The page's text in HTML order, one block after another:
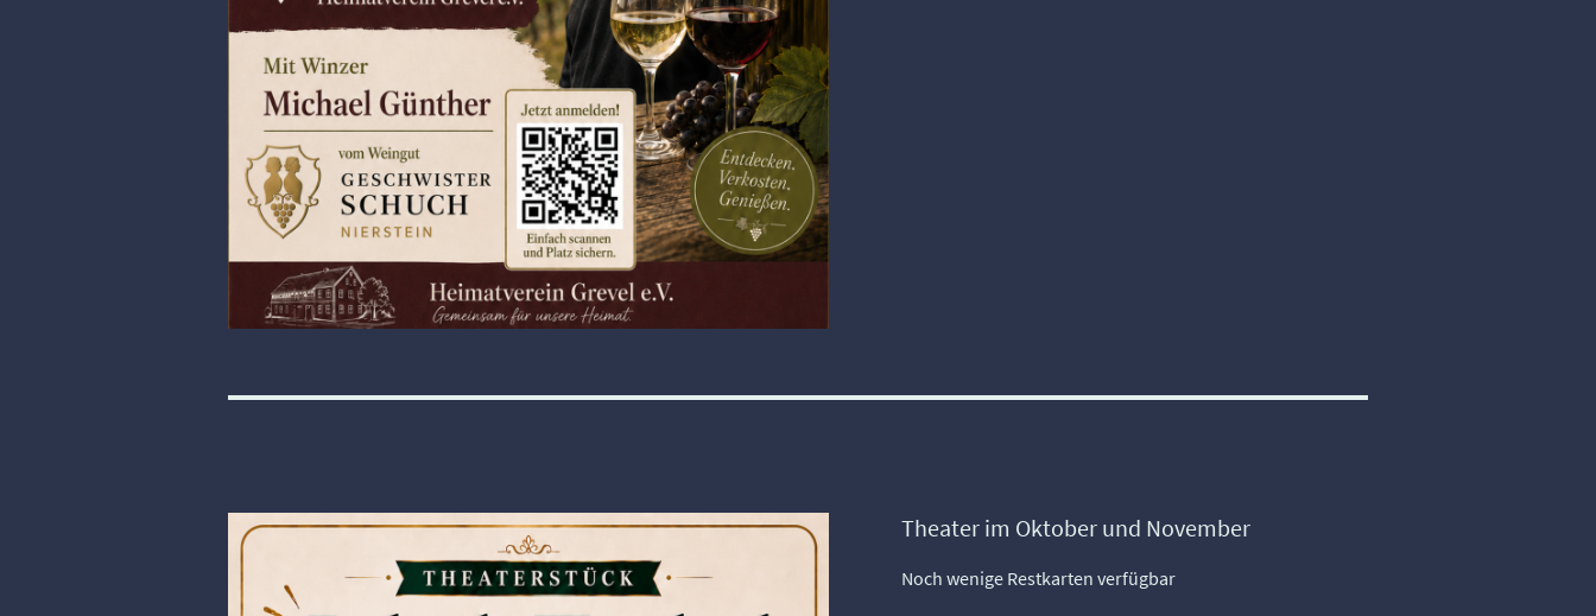
Theater im Oktober und November
Noch wenige Restkarten verfügbar